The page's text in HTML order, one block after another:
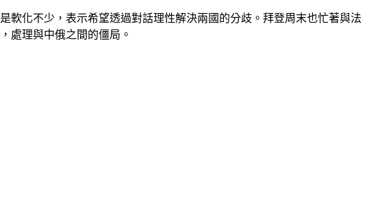
軟化不少，表示希望透過對話理性解決兩國的分歧。拜登周末也忙著與法
處理與中俄之間的僵局。